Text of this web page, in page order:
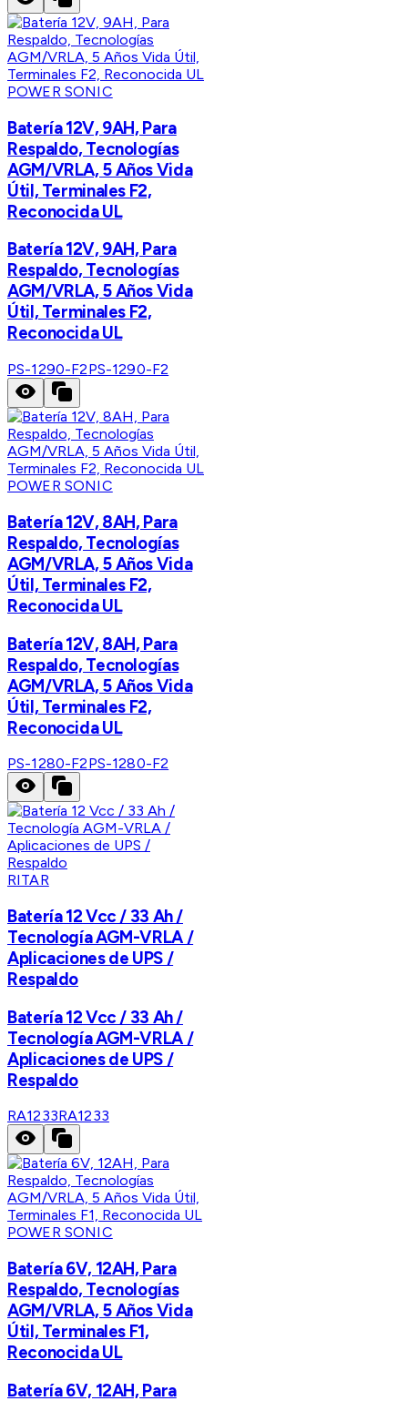
POWER SONIC
Batería 12V, 9AH, Para
Respaldo, Tecnologías
AGM/VRLA, 5 Años Vida
Útil, Terminales F2,
Reconocida UL
Batería 12V, 9AH, Para
Respaldo, Tecnologías
AGM/VRLA, 5 Años Vida
Útil, Terminales F2,
Reconocida UL
PS-1290-F2PS-1290-F2
POWER SONIC
Batería 12V, 8AH, Para
Respaldo, Tecnologías
AGM/VRLA, 5 Años Vida
Útil, Terminales F2,
Reconocida UL
Batería 12V, 8AH, Para
Respaldo, Tecnologías
AGM/VRLA, 5 Años Vida
Útil, Terminales F2,
Reconocida UL
PS-1280-F2PS-1280-F2
RITAR
Batería 12 Vcc / 33 Ah /
Tecnología AGM-VRLA /
Aplicaciones de UPS /
Respaldo
Batería 12 Vcc / 33 Ah /
Tecnología AGM-VRLA /
Aplicaciones de UPS /
Respaldo
RA1233RA1233
POWER SONIC
Batería 6V, 12AH, Para
Respaldo, Tecnologías
AGM/VRLA, 5 Años Vida
Útil, Terminales F1,
Reconocida UL
Batería 6V, 12AH, Para